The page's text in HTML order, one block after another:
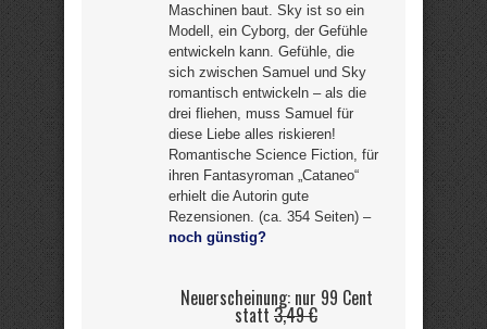
Maschinen baut. Sky ist so ein
Modell, ein Cyborg, der Gefühle
entwickeln kann. Gefühle, die
sich zwischen Samuel und Sky
romantisch entwickeln – als die
drei fliehen, muss Samuel für
diese Liebe alles riskieren!
Romantische Science Fiction, für
ihren Fantasyroman „Cataneo“
erhielt die Autorin gute
Rezensionen. (ca. 354 Seiten) –
noch günstig?
Neuerscheinung: nur 99 Cent
statt 3,49 €